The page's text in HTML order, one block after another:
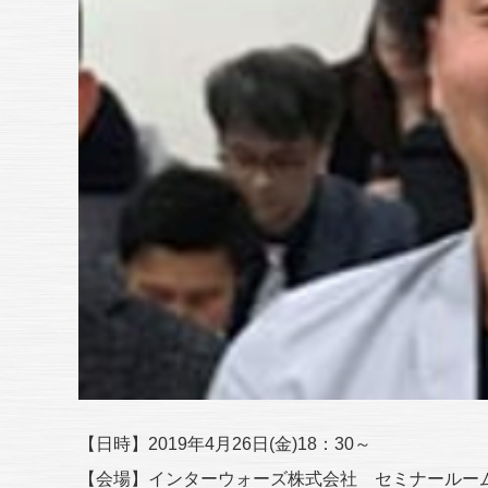
【日時】2019年4月26日(金)18：30～
【会場】インターウォーズ株式会社 セミナールー